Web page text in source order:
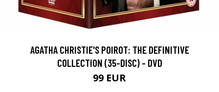
AGATHA CHRISTIE'S POIROT: THE DEFINITIVE
COLLECTION (35-DISC) - DVD
99 EUR